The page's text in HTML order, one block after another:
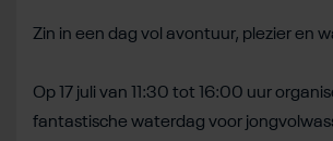
Zin in een dag vol avontuur, plezier en
Op 17 juli van 11:30 tot 16:00 uur
fantastische waterdag voor